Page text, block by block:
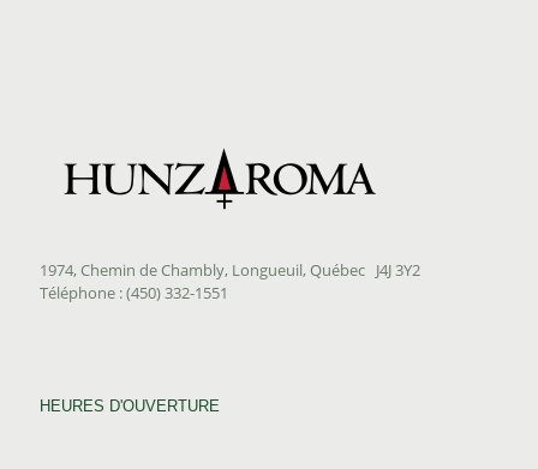
1974, Chemin de Chambly, Longueuil, Québec J4J 3Y2
Téléphone : (450) 332-1551
HEURES D'OUVERTURE